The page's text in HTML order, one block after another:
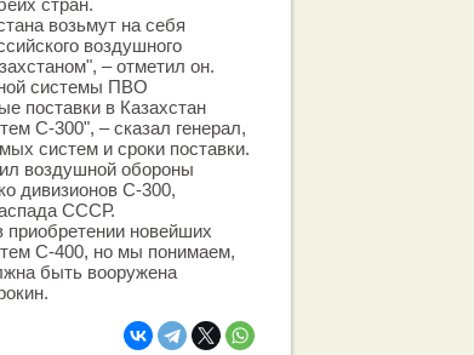
стран.
возьмут на себя
воздушного
– отметил он.
системы ПВО
поставки в Казахстан
С-300", – сказал генерал,
систем и сроки поставки.
воздушной обороны
дивизионов С-300,
СССР.
приобретении новейших
С-400, но мы понимаем,
быть вооружена